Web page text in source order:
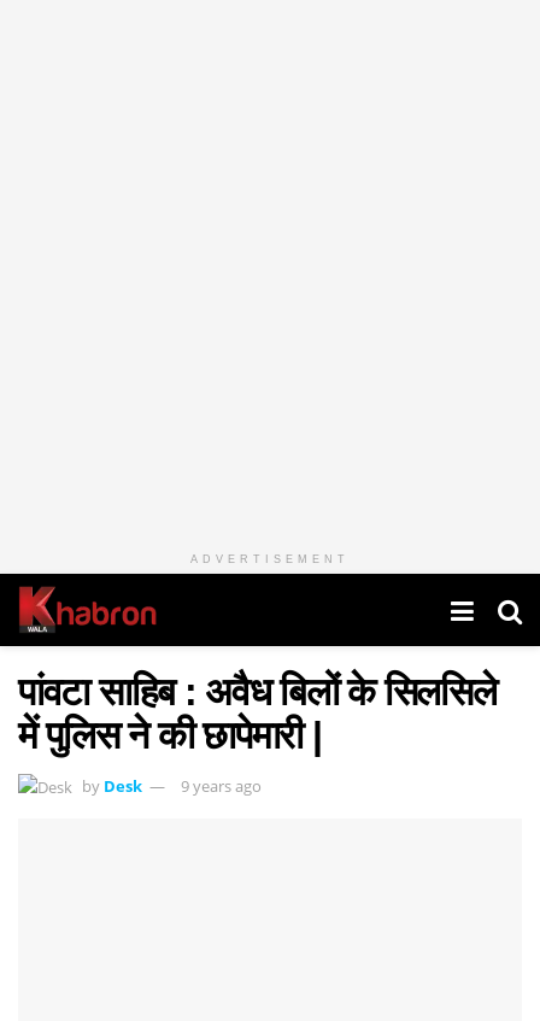
ADVERTISEMENT
पांवटा साहिब : अवैध बिलों के सिलसिले
में पुलिस ने की छापेमारी |
by Desk 9 years ago